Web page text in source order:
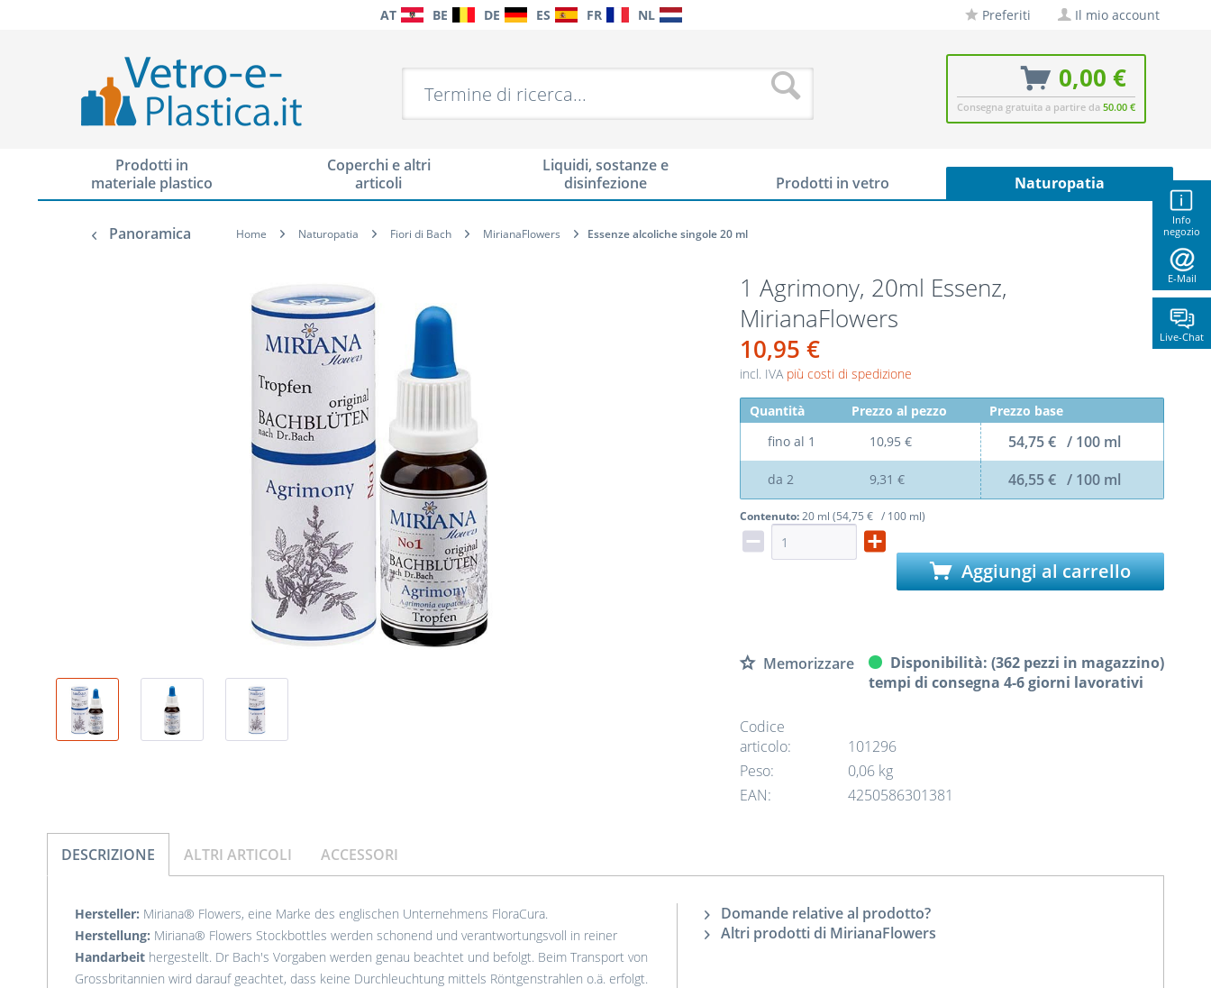
Info
negozio
E-Mail
Live-Chat
AT BE DE ES FR NL Preferiti Il mio account
0,00 €
Consegna gratuita a partire da 50.00 €
Prodotti in
materiale plastico
Coperchi e altri
articoli
Liquidi, sostanze e
disinfezione
Prodotti in vetro Naturopatia
Panoramica Home Naturopatia Fiori di Bach MirianaFlowers Essenze alcoliche singole 20 ml
1 Agrimony, 20ml Essenz,
MirianaFlowers
10,95 €
incl. IVA più costi di spedizione
Quantità Prezzo al pezzo
Prezzo base
fino al 1 10,95 € 54,75 € / 100 ml
da 2 9,31 € 46,55 € / 100 ml
Contenuto:20 ml (54,75 € / 100 ml)
Aggiungi al carrello
Memorizzare
Disponibilità: (362 pezzi in magazzino)
tempi di consegna 4-6 giorni lavorativi
Codice
articolo:
101296
Peso:
0,06 kg
EAN:
4250586301381
DESCRIZIONE ALTRI ARTICOLI ACCESSORI
Hersteller: Miriana® Flowers, eine Marke des englischen Unternehmens FloraCura.
Herstellung: Miriana® Flowers Stockbottles werden schonend und verantwortungsvoll in reiner
Handarbeit hergestellt. Dr Bach's Vorgaben werden genau beachtet und befolgt. Beim Transport von
Grossbritannien wird darauf geachtet, dass keine Durchleuchtung mittels Röntgenstrahlen o.ä. erfolgt.
Domande relative al prodotto?
Altri prodotti di MirianaFlowers